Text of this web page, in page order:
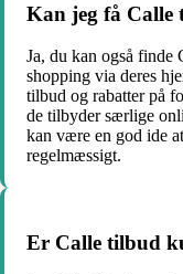
Kan jeg få Calle
Ja, du kan også
shopping via deres
tilbud og rabatter på
de tilbyder særlige
kan være en god ide
regelmæssigt.
Er Calle tilbud